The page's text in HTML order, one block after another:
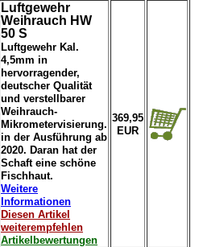
Luftgewehr
Weihrauch HW
50 S
Luftgewehr Kal.
4,5mm in
hervorragender,
deutscher Qualität
und verstellbarer
Weihrauch-
Mikrometervisierung.
in der Ausführung ab
2020. Daran hat der
Schaft eine schöne
Fischhaut.
Weitere
Informationen
Diesen Artikel
weiterempfehlen
Artikelbewertungen
369,95
EUR